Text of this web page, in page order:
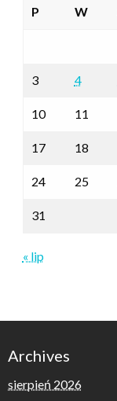
P W
3 4
10 11
17 18
24 25
31
« lip
Archives
sierpień 2026